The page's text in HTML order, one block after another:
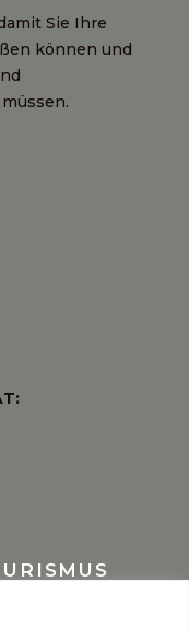
Sie Ihre
können und